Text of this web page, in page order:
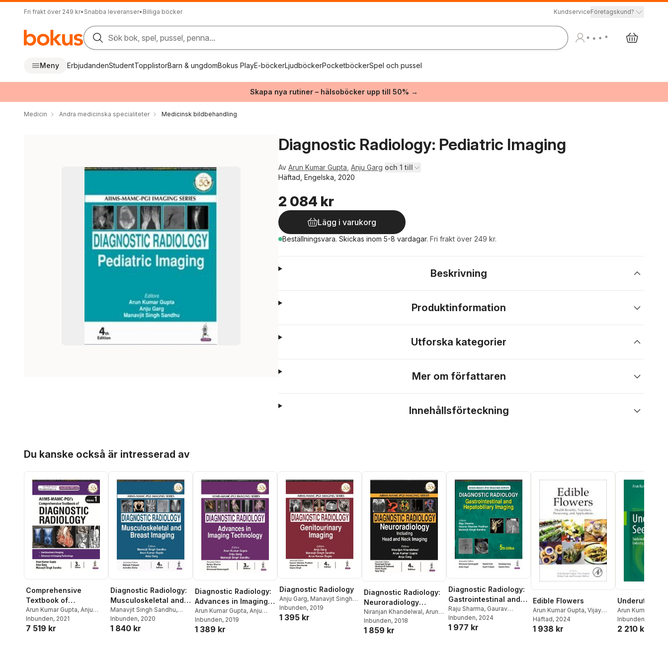
Fri frakt över 249 kr• Snabba leveranser• Billiga böcker KundserviceFöretagskund?
Sök bok, spel, pussel, penna...
Meny ErbjudandenStudentTopplistorBarn & ungdomBokus PlayE-böckerLjudböckerPocketböckerSpel och pussel
Skapa nya rutiner – hälsoböcker upp till 50% →
Medicin Andra medicinska specialiteter Medicinsk bildbehandling
Diagnostic Radiology: Pediatric Imaging
Av Arun Kumar Gupta Anju Garg och 1 till
Häftad, Engelska, 2020
2 084 kr
Lägg i varukorg
Beställningsvara. Skickas inom 5-8 vardagar. Fri frakt över 249 kr.
Beskrivning
Produktinformation
Utforska kategorier
Mer om författaren
Innehållsförteckning
Du kanske också är intresserad av
Comprehensive
Textbook of
Diagnostic Radiology
Arun Kumar Gupta, Anju
Garg,Manavjit Singh
Sandhu
Inbunden, 2021
7 519 kr
Diagnostic Radiology:
Musculoskeletal and
Breast Imaging
Manavjit Singh Sandhu,
Arun Kumar Gupta
Garg
Inbunden, 2020
1 840 kr
Diagnostic Radiology:
Advances in Imaging
Technology
Arun Kumar Gupta, Anju
Garg,Manavjit Singh
Sandhu
Inbunden, 2019
1 389 kr
Diagnostic Radiology
Anju Garg, Manavjit Singh
Sandhu,Arun Kumar Gupta
Inbunden, 2019
1 395 kr
Diagnostic Radiology:
Neuroradiology
including Head and
Neck Imaging
Niranjan Khandelwal, Arun
Kumar Gupta,Anju Garg
Inbunden, 2018
1 859 kr
Diagnostic Radiology:
Gastrointestinal and
Hepatobiliary Imaging
Raju Sharma, Gaurav
Shanker Pradhan
Singh Sandhu
Inbunden, 2024
1 977 kr
Edible Flowers
Arun Kumar Gupta, Vijay
Kumar, Bindu Naik
Mishra
Häftad, 2024
1 938 kr
Underutilized
Arun Kumar
Inbunden
2 210 kr